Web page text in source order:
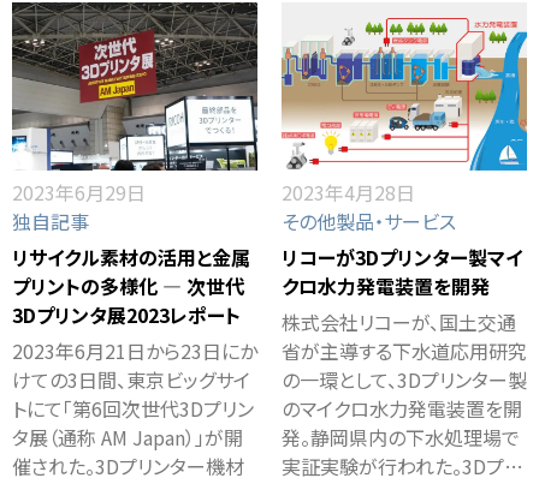
2023年6月29日
独自記事
リサイクル素材の活用と金属
プリントの多様化 ― 次世代
3Dプリンタ展2023レポート
2023年6月21日から23日にか
けての3日間、東京ビッグサイ
トにて「第6回次世代3Dプリン
タ展（通称 AM Japan）」が開
催された。3Dプリンター機材
2023年4月28日
その他製品・サービス
リコーが3Dプリンター製マイ
クロ水力発電装置を開発
株式会社リコーが、国土交通
省が主導する下水道応用研究
の一環として、3Dプリンター製
のマイクロ水力発電装置を開
発。静岡県内の下水処理場で
実証実験が行われた。3Dプ…